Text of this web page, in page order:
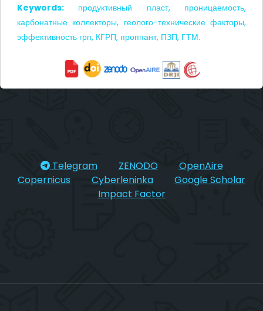
Keywords: продуктивный пласт, проницаемость,
карбонатные коллекторы, геолого-технические факторы,
эффективность грп, КГРП, проппант, ПЗП, ГТМ.
Telegram ZENODO
OpenAire
Copernicus
Cyberleninka
Google Scholar
Impact Factor